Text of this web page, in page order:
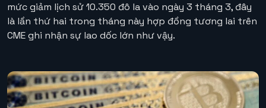
mức giảm lịch sử 10.350 đô la vào ngày 3 tháng 3, đây
là lần thứ hai trong tháng này hợp đồng tương lai trên
CME ghi nhận sự lao dốc lớn như vậy.